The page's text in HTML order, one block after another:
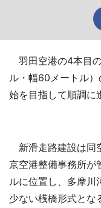
羽田空港の4本目
ル・幅60メートル
始を目指して順調に
新滑走路建設は同
京空港整備事務所が
ルに位置し、多摩川
少ない桟橋形式とな